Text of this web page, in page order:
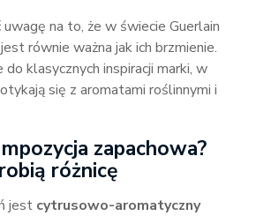
na to, że w świecie Guerlain
równie ważna jak ich brzmienie.
klasycznych inspiracji marki, w
się z aromatami roślinnymi i
zapachowa?
różnicę
jest cytrusowo-aromatyczny